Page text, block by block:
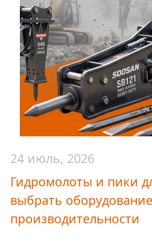
24 июль, 2026
Гидромолоты и пики
выбрать
производительности